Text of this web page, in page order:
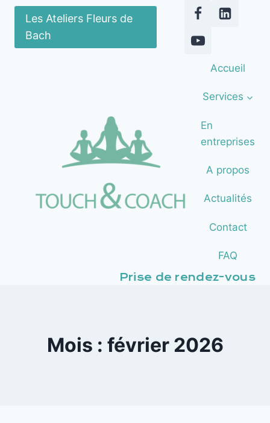
Aller
contenu
Les Ateliers Fleurs de
Bach
Accueil
Services
En
entreprises
A propos
Actualités
Contact
FAQ
Prise de rendez-vous
Mois : février 2026